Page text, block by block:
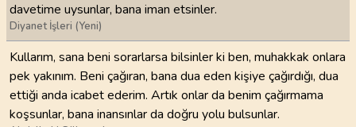
davetime uysunlar, bana iman etsinler.
Diyanet İşleri (Yeni)
Kullarım, sana beni sorarlarsa bilsinler ki ben, muhakkak onlara
pek yakınım. Beni çağıran, bana dua eden kişiye çağırdığı, dua
ettiği anda icabet ederim. Artık onlar da benim çağırmama
koşsunlar, bana inansınlar da doğru yolu bulsunlar.